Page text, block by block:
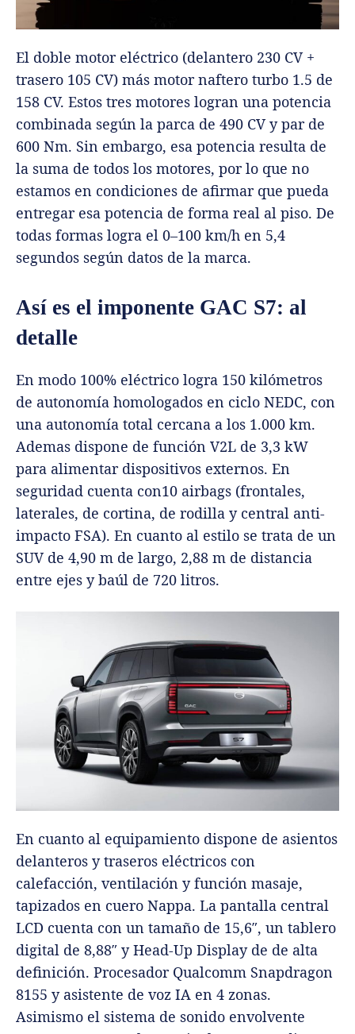
El doble motor eléctrico (delantero 230 CV +
trasero 105 CV) más motor naftero turbo 1.5 de
158 CV. Estos tres motores logran una potencia
combinada según la parca de 490 CV y par de
600 Nm. Sin embargo, esa potencia resulta de
la suma de todos los motores, por lo que no
estamos en condiciones de afirmar que pueda
entregar esa potencia de forma real al piso. De
todas formas logra el 0–100 km/h en 5,4
segundos según datos de la marca.
Así es el imponente GAC S7: al
detalle
En modo 100% eléctrico logra 150 kilómetros
de autonomía homologados en ciclo NEDC, con
una autonomía total cercana a los 1.000 km.
Ademas dispone de función V2L de 3,3 kW
para alimentar dispositivos externos. En
seguridad cuenta con10 airbags (frontales,
laterales, de cortina, de rodilla y central anti-
impacto FSA). En cuanto al estilo se trata de un
SUV de 4,90 m de largo, 2,88 m de distancia
entre ejes y baúl de 720 litros.
En cuanto al equipamiento dispone de asientos
delanteros y traseros eléctricos con
calefacción, ventilación y función masaje,
tapizados en cuero Nappa. La pantalla central
LCD cuenta con un tamaño de 15,6″, un tablero
digital de 8,88″ y Head-Up Display de de alta
definición. Procesador Qualcomm Snapdragon
8155 y asistente de voz IA en 4 zonas.
Asimismo el sistema de sonido envolvente